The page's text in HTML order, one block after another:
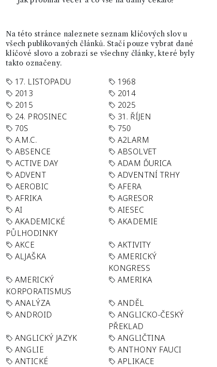
Na této stránce naleznete seznam klíčových slov u
všech publikovaných článků. Stačí pouze vybrat dané
klíčové slovo a zobrazí se všechny články, které byly
takto označeny.
17. LISTOPADU
1968
2013
2014
2015
2025
24. PROSINEC
31. ŘÍJEN
70S
750
A.M.C.
A2LARM
ABSENCE
ABSOLVET
ACTIVE DAY
ADAM ĎURICA
ADVENT
ADVENTNÍ TRHY
AEROBIC
AFERA
AFRIKA
AGRESOR
AI
AIESEC
AKADEMICKÉ
PŮLHODINKY
AKADEMIE
AKCE
AKTIVITY
ALJAŠKA
AMERICKÝ
KONGRESS
AMERICKÝ
KORPORATISMUS
AMERIKA
ANALÝZA
ANDĚL
ANDROID
ANGLICKO-ČESKÝ
PŘEKLAD
ANGLICKÝ JAZYK
ANGLIČTINA
ANGLIE
ANTHONY FAUCI
ANTICKÉ
APLIKACE